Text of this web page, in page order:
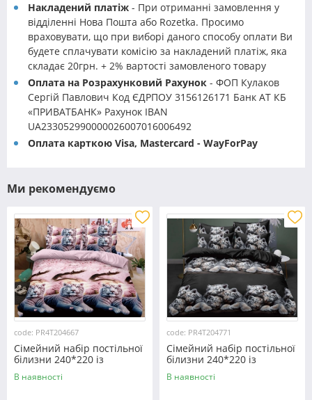
Накладений платіж - При отриманні замовлення у
відділенні Нова Пошта або Rozetka. Просимо
враховувати, що при виборі даного способу оплати Ви
будете сплачувати комісію за накладений платіж, яка
складає 20грн. + 2% вартості замовленого товару
Оплата на Розрахунковий Рахунок - ФОП Кулаков
Сергій Павлович Код ЄДРПОУ 3156126171 Банк АТ КБ
«ПРИВАТБАНК» Рахунок IBAN
UA233052990000026007016006492
Оплата карткою Visa, Mastercard - WayForPay
Ми рекомендуємо
code: PR4T204667
Сімейний набір постільної
білизни 240*220 із
полікотону №204667
Черешенька™
В наявності
code: PR4T204771
Сімейний набір постільної
білизни 240*220 із
полікотону №204771
Черешенька™
В наявності